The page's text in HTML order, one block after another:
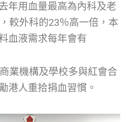
年用血量最高為內科及老
較外科的23％高一倍，本
血液需求每年會有
業機構及學校多與紅會合
港人重拾捐血習慣。